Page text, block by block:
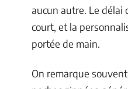
aucun autre. Le délai
court, et la
portée de main.
On remarque